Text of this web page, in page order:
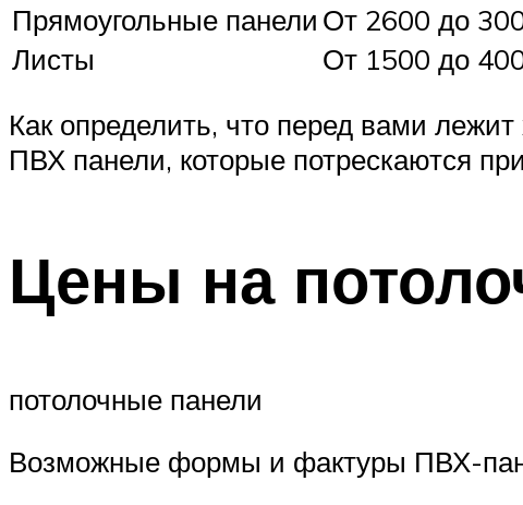
Прямоугольные панели От 2600 до
Листы
От 1500 до
Как определить, что перед вами
ПВХ панели, которые потрескаются
Цены на
потолочные панели
Возможные формы и фактуры ПВХ-